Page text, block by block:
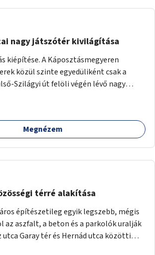
nagy játszótér kivilágítása
kiépítése. A Káposztásmegyeren
közül szinte egyedüliként csak a
Szilágyi út felöli végén lévő nagy
Megnézem
térré alakítása
építészetileg egyik legszebb, mégis
az aszfalt, a beton és a parkolók uralják
Garay tér és Hernád utca közötti